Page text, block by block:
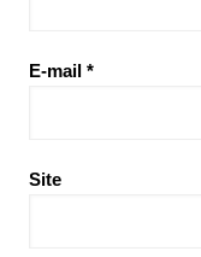
E-mail *
Site